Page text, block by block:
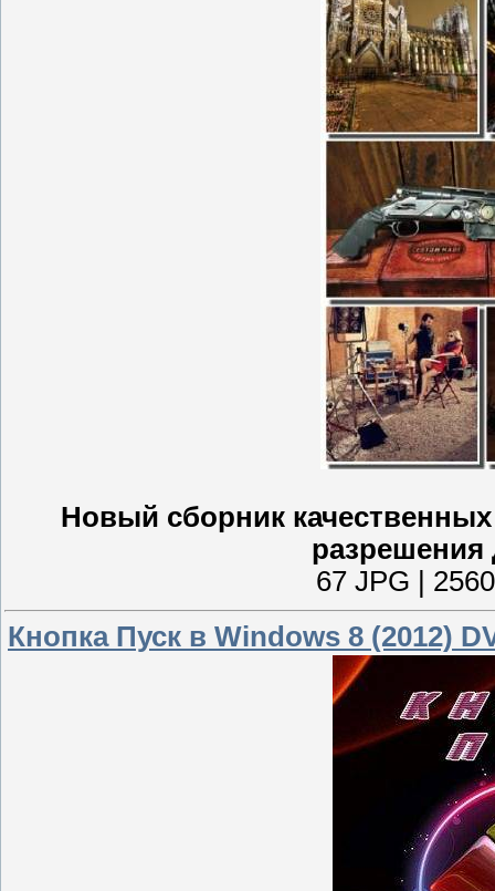
Новый сборник
разрешения
67 JPG |
Кнопка Пуск в Windows 8 (2012)